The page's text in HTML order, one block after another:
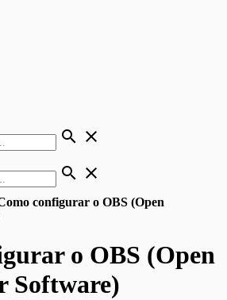
search close
search close
configurar o OBS (Open
o OBS (Open
Software)